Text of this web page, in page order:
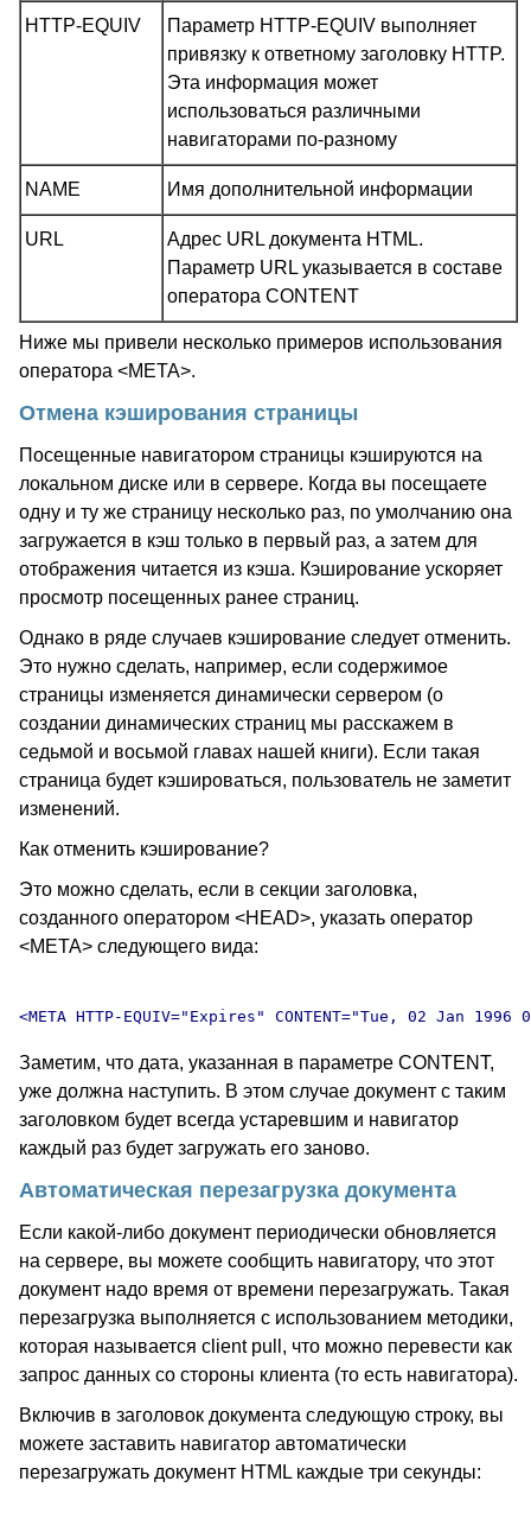
HTTP-EQUIV
Параметр HTTP-EQUIV выполняет
привязку к ответному заголовку HTTP.
Эта информация может
использоваться различными
навигаторами по-разному
NAME Имя дополнительной информации
URL
Адрес URL документа HTML.
Параметр URL указывается в составе
оператора CONTENT
Ниже мы привели несколько примеров использования
оператора <META>.
Отмена кэширования страницы
Посещенные навигатором страницы кэшируются на
локальном диске или в сервере. Когда вы посещаете
одну и ту же страницу несколько раз, по умолчанию она
загружается в кэш только в первый раз, а затем для
отображения читается из кэша. Кэширование ускоряет
просмотр посещенных ранее страниц.
Однако в ряде случаев кэширование следует отменить.
Это нужно сделать, например, если содержимое
страницы изменяется динамически сервером (о
создании динамических страниц мы расскажем в
седьмой и восьмой главах нашей книги). Если такая
страница будет кэшироваться, пользователь не заметит
изменений.
Как отменить кэширование?
Это можно сделать, если в секции заголовка,
созданного оператором <HEAD>, указать оператор
<META> следующего вида:
Заметим, что дата, указанная в параметре CONTENT,
уже должна наступить. В этом случае документ с таким
заголовком будет всегда устаревшим и навигатор
каждый раз будет загружать его заново.
Автоматическая перезагрузка документа
Если какой-либо документ периодически обновляется
на сервере, вы можете сообщить навигатору, что этот
документ надо время от времени перезагружать. Такая
перезагрузка выполняется с использованием методики,
которая называется client pull, что можно перевести как
запрос данных со стороны клиента (то есть навигатора).
Включив в заголовок документа следующую строку, вы
можете заставить навигатор автоматически
перезагружать документ HTML каждые три секунды: